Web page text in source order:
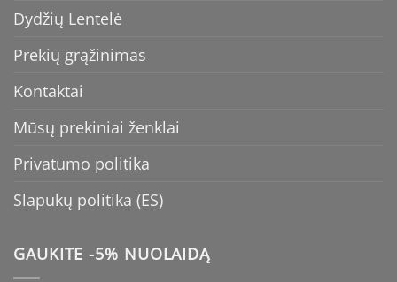
Dydžių Lentelė
Prekių grąžinimas
Kontaktai
Mūsų prekiniai ženklai
Privatumo politika
Slapukų politika (ES)
GAUKITE -5% NUOLAIDĄ